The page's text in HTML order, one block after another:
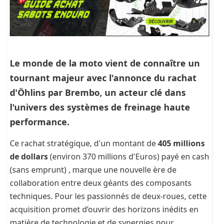
Le monde de la moto vient de connaître un
tournant majeur avec l'annonce du rachat
d'Öhlins par Brembo, un acteur clé dans
l'univers des systèmes de freinage haute
performance.
Ce rachat stratégique, d'un montant de405 millions
de dollars(environ 370 millions d'Euros) payé en cash
(sans emprunt) , marque une nouvelle ère de
collaboration entre deux géants des composants
techniques. Pour les passionnés de deux-roues, cette
acquisition promet d’ouvrir des horizons inédits en